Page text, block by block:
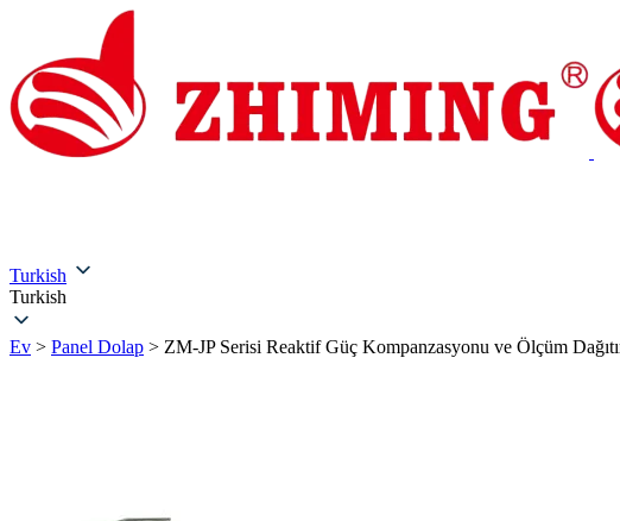
Turkish
Turkish
Ev > Panel Dolap > ZM-JP Serisi Reaktif Güç Kompanzasyonu ve Ölçüm